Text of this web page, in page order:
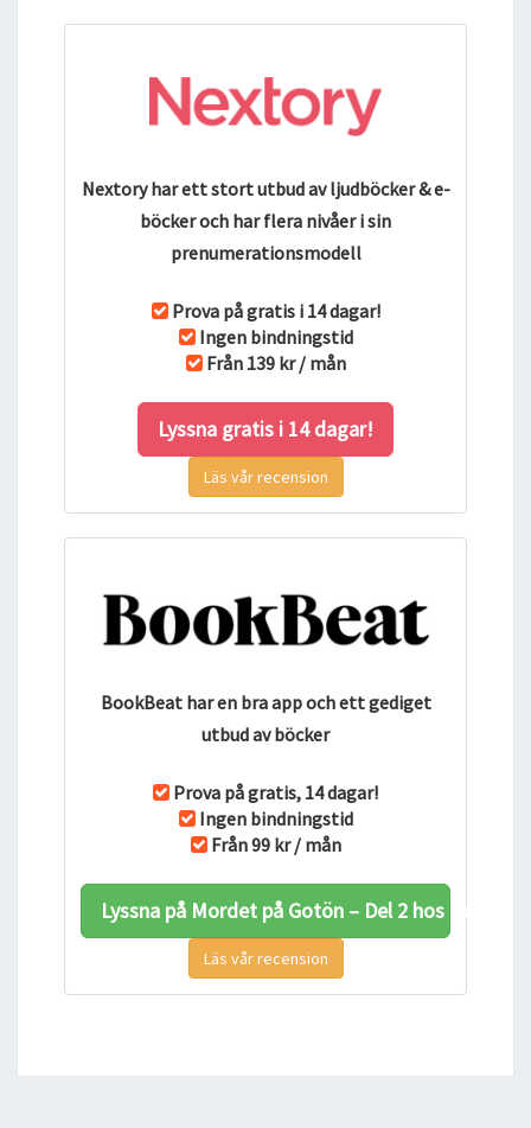
Nextory har ett stort utbud av ljudböcker & e-
böcker och har flera nivåer i sin
prenumerationsmodell
Prova på gratis i 14 dagar!
Ingen bindningstid
Från 139 kr / mån
Lyssna gratis i 14 dagar!
Läs vår recension
BookBeat har en bra app och ett gediget
utbud av böcker
Prova på gratis, 14 dagar!
Ingen bindningstid
Från 99 kr / mån
Lyssna på Mordet på Gotön – Del 2 hos
Läs vår recension